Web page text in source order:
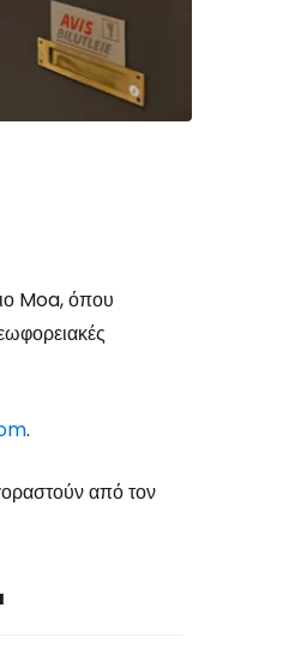
Moa, όπου
.
από τον